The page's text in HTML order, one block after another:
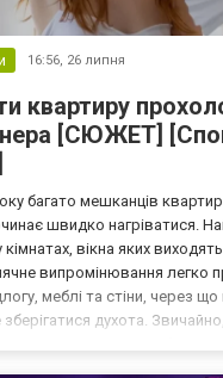
16:56, 26 липня
квартиру
[СЮЖЕТ]
багато мешканців
швидко нагріватися.
кімнатах, вікна яких
випромінювання легко
меблі та стіни, через що
духота.